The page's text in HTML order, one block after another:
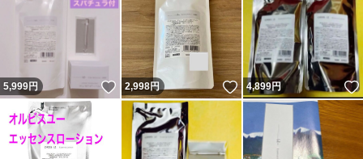
5,999円 いいね！
2,998円 いいね！
4,899円